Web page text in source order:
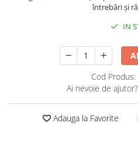
întrebări și
IN
Cod Produs:
Ai nevoie de ajutor?
Adauga la Favorite